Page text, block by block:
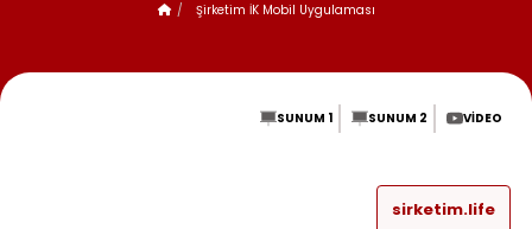
Şirketim İK Mobil Uygulaması
SUNUM 1 SUNUM 2 VIDEO
sirketim.life